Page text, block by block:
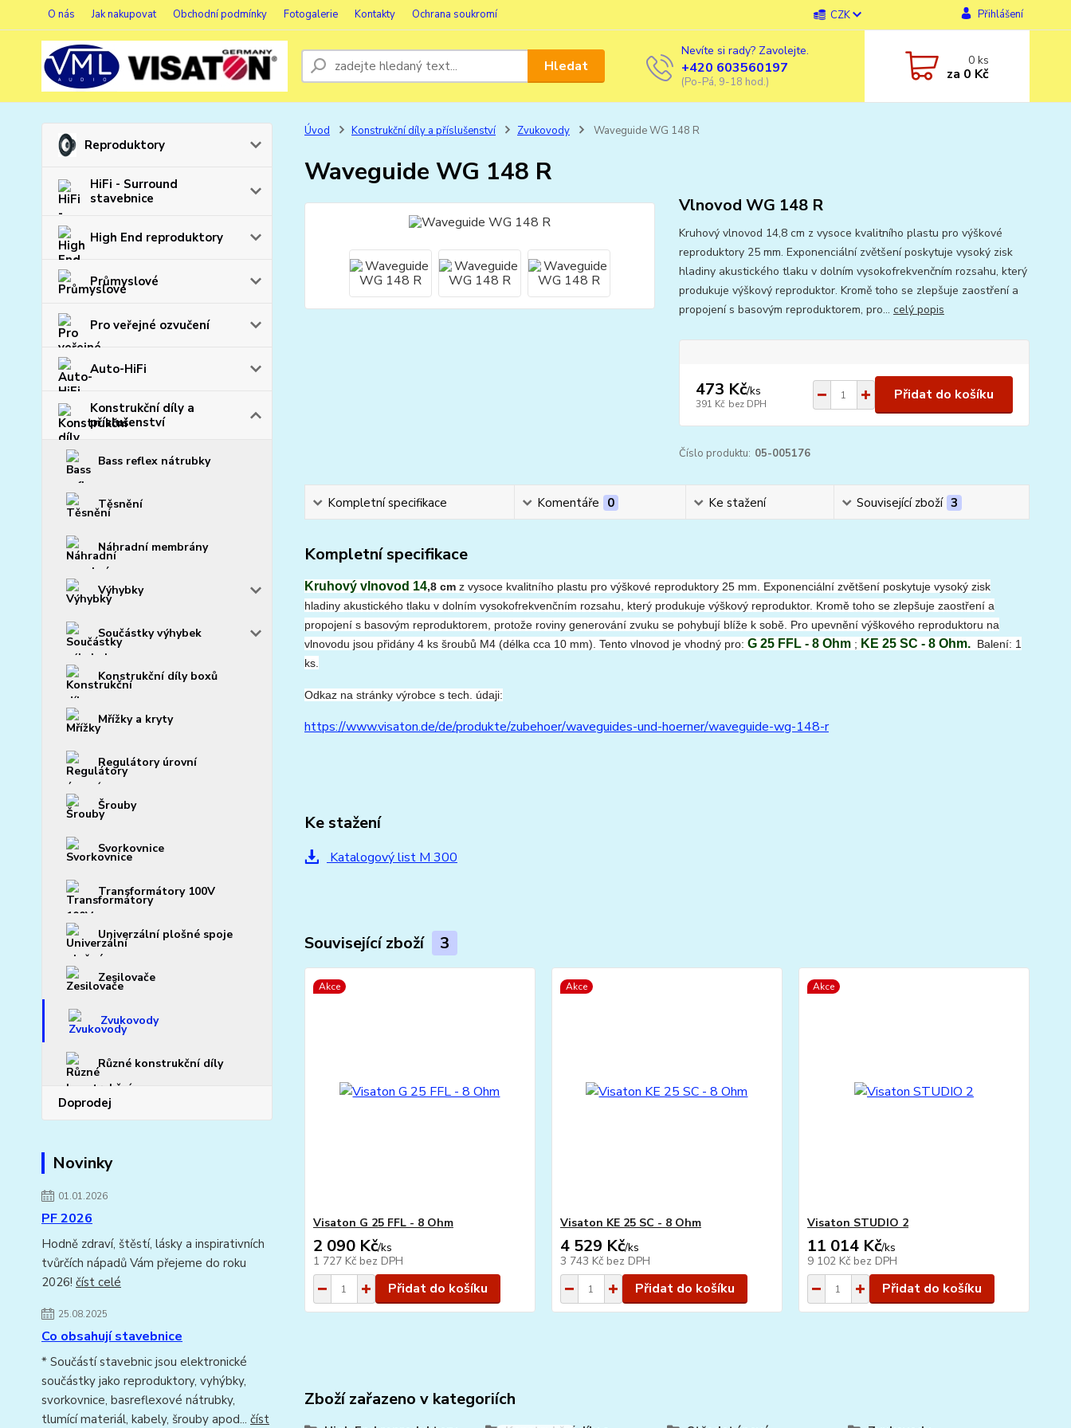
O nás Jak nakupovat Obchodní podmínky Fotogalerie Kontakty Ochrana soukromí CZK Přihlášení
Hledat
Nevíte si rady? Zavolejte.
+420 603560197
(Po-Pá, 9-18 hod.)
0ks
za 0 Kč
Reproduktory
HiFi - Surround
stavebnice
High End reproduktory
Průmyslové
Pro veřejné ozvučení
Auto-HiFi
Konstrukční díly a
příslušenství
Bass reflex nátrubky
Těsnění
Náhradní membrány
Výhybky
Součástky výhybek
Konstrukční díly boxů
Mřížky a kryty
Regulátory úrovní
Šrouby
Svorkovnice
Transformátory 100V
Univerzální plošné spoje
Zesilovače
Zvukovody
Různé konstrukční díly
Doprodej
Novinky
01.01.2026
PF 2026
Hodně zdraví, štěstí, lásky a inspirativních
tvůrčích nápadů Vám přejeme do roku
2026! číst celé
25.08.2025
Co obsahují stavebnice
* Součástí stavebnic jsou elektronické
součástky jako reproduktory, vyhýbky,
svorkovnice, basreflexové nátrubky,
tlumící materiál, kabely, šrouby apod... číst
Úvod Konstrukční díly a příslušenství Zvukovody Waveguide WG 148 R
Waveguide WG 148 R
Vlnovod WG 148 R
Kruhový vlnovod 14,8 cm z vysoce kvalitního plastu pro výškové
reproduktory 25 mm. Exponenciální zvětšení poskytuje vysoký zisk
hladiny akustického tlaku v dolním vysokofrekvenčním rozsahu, který
produkuje výškový reproduktor. Kromě toho se zlepšuje zaostření a
propojení s basovým reproduktorem, pro... celý popis
473 Kč/ks
391 Kč bez DPH
Přidat do košíku
Číslo produktu: 05-005176
Kompletní specifikace Komentáře 0 Ke stažení Související zboží 3
Kompletní specifikace
Kruhový vlnovod 14,8 cm z vysoce kvalitního plastu pro výškové reproduktory 25 mm. Exponenciální zvětšení poskytuje vysoký zisk
hladiny akustického tlaku v dolním vysokofrekvenčním rozsahu, který produkuje výškový reproduktor. Kromě toho se zlepšuje zaostření a
propojení s basovým reproduktorem, protože roviny generování zvuku se pohybují blíže k sobě. Pro upevnění výškového reproduktoru na
vlnovodu jsou přidány 4 ks šroubů M4 (délka cca 10 mm). Tento vlnovod je vhodný pro: G 25 FFL - 8 Ohm; KE 25 SC - 8 Ohm. Balení: 1
ks.
Odkaz na stránky výrobce s tech. údaji:
https://www.visaton.de/de/produkte/zubehoer/waveguides-und-hoerner/waveguide-wg-148-r
Ke stažení
Katalogový list M 300
Související zboží 3
Akce
Visaton G 25 FFL - 8 Ohm
2 090 Kč/ks
1 727 Kč bez DPH
Přidat do košíku
Akce
Visaton KE 25 SC - 8 Ohm
4 529 Kč/ks
3 743 Kč bez DPH
Přidat do košíku
Akce
Visaton STUDIO 2
11 014 Kč/ks
9 102 Kč bez DPH
Přidat do košíku
Zboží zařazeno v kategoriích